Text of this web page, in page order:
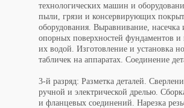
технологических машин и
пыли, грязи и консервирующих
оборудования. Выравнивание, насечка
опорных поверхностей фундаментов
их водой. Изготовление и установка
табличек на аппаратах. Соединение
3-й разряд: Разметка деталей.
ручной и электрической дрелью.
и фланцевых соединений. Нарезка